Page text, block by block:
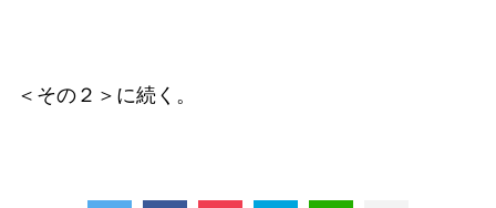
＜その２＞に続く。